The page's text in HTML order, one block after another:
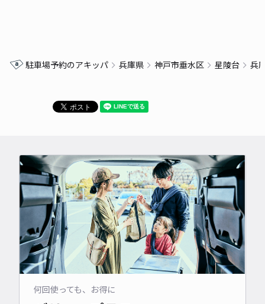
駐車場予約のアキッパ 兵庫県 神戸市垂水区 星陵台 兵
何回使っても、お得に